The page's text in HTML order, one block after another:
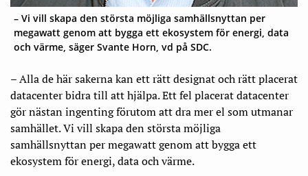
– Vi vill skapa den största möjliga samhälls­nyttan per
megawatt genom att bygga ett ekosystem för energi, data
och värme, säger Svante Horn, vd på SDC.
– Alla de här sakerna kan ett rätt designat och rätt placerat
datacenter bidra till att hjälpa. Ett fel placerat datacenter
gör nästan ingenting förutom att dra mer el som utmanar
samhället. Vi vill skapa den största möjliga
samhällsnyttan per megawatt genom att bygga ett
ekosystem för energi, data och värme.